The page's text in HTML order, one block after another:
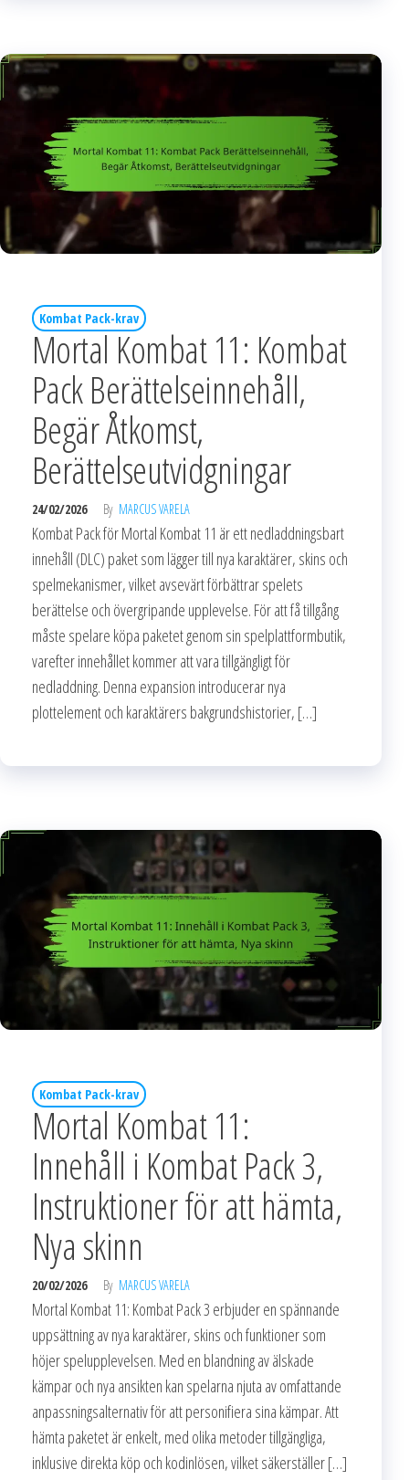
Kombat Pack-krav
Mortal Kombat 11: Kombat
Pack Berättelseinnehåll,
Begär Åtkomst,
Berättelseutvidgningar
24/02/2026 By MARCUS VARELA
Kombat Pack för Mortal Kombat 11 är ett nedladdningsbart
innehåll (DLC) paket som lägger till nya karaktärer, skins och
spelmekanismer, vilket avsevärt förbättrar spelets
berättelse och övergripande upplevelse. För att få tillgång
måste spelare köpa paketet genom sin spelplattformbutik,
varefter innehållet kommer att vara tillgängligt för
nedladdning. Denna expansion introducerar nya
plottelement och karaktärers bakgrundshistorier, […]
Kombat Pack-krav
Mortal Kombat 11:
Innehåll i Kombat Pack 3,
Instruktioner för att hämta,
Nya skinn
20/02/2026 By MARCUS VARELA
Mortal Kombat 11: Kombat Pack 3 erbjuder en spännande
uppsättning av nya karaktärer, skins och funktioner som
höjer spelupplevelsen. Med en blandning av älskade
kämpar och nya ansikten kan spelarna njuta av omfattande
anpassningsalternativ för att personifiera sina kämpar. Att
hämta paketet är enkelt, med olika metoder tillgängliga,
inklusive direkta köp och kodinlösen, vilket säkerställer […]